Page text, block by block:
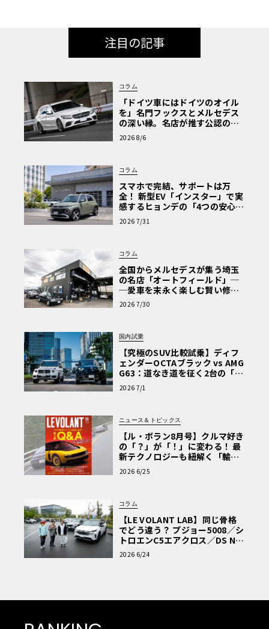
注目の記事
コラム
「ドイツ車にはドイツのオイル
を」名門フックスとメルセデス
の深い縁。名店が推す公認の安
心と、Cクラスで味わうシルキー
な走り〈PR〉
2026 8/6
コラム
スマホで完結、サポートは万
全！ 新型EV「インスター」で実
感するヒョンデの「4つの安心」
【第1回・ヒョンデ6つの疑問：
Why? Hyundai?】〈PR〉
2026 7/31
コラム
全国からメルセデスが集う埼玉
の名店「オートフィールド」─
─愛車を末永く楽しむ賢い修理
術と、プロがフックス製オイル
を選ぶ理由〈PR〉
2026 7/30
国内試乗
【究極のSUV比較試乗】ディフ
ェンダーOCTAブラック vs AMG
G63：道なき道を征く2台の「対
極的アプローチ」
2026 7/1
ニュース＆トピックス
【ル・ボラン8月号】クルマ好き
の「？」が「！」に変わる！ 最
新テクノロジーも紐解く「輸入
車Q&A」
2026 6/25
コラム
【LE VOLANT LAB】同じ骨格
でどう違う？ プジョー5008／シ
トロエンC5エアクロス／DS Nº4
読者一気乗りレポート
2026 6/24